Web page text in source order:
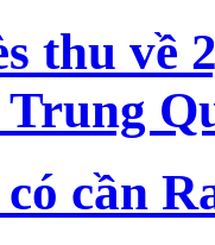
thu về
cần